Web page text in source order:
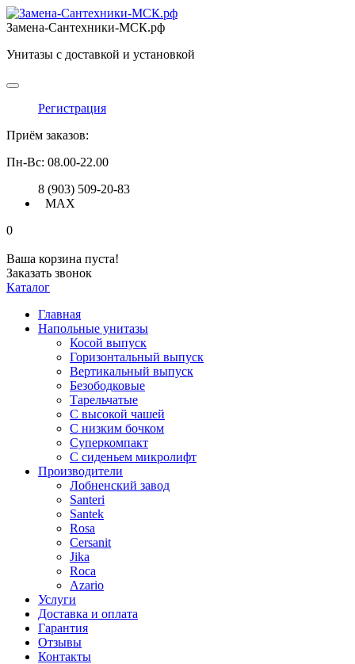
Замена-Сантехники-МСК.рф
Унитазы с доставкой и установкой
Регистрация
Приём заказов:
Пн-Вс: 08.00-22.00
8 (903) 509-20-83
MAX
0
Ваша корзина пуста!
Заказать звонок
Каталог
Главная
Напольные унитазы
Косой выпуск
Горизонтальный выпуск
Вертикальный выпуск
Безободковые
Тарельчатые
С высокой чашей
С низким бочком
Суперкомпакт
С сиденьем микролифт
Производители
Лобненский завод
Santeri
Santek
Rosa
Cersanit
Jika
Roca
Azario
Услуги
Доставка и оплата
Гарантия
Отзывы
Контакты